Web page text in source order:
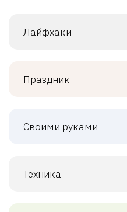
Лайфхаки
Праздник
Своими руками
Техника